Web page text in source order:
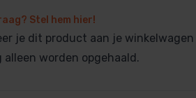
Stel hem hier!
je dit product aan je
alleen worden opgehaald.